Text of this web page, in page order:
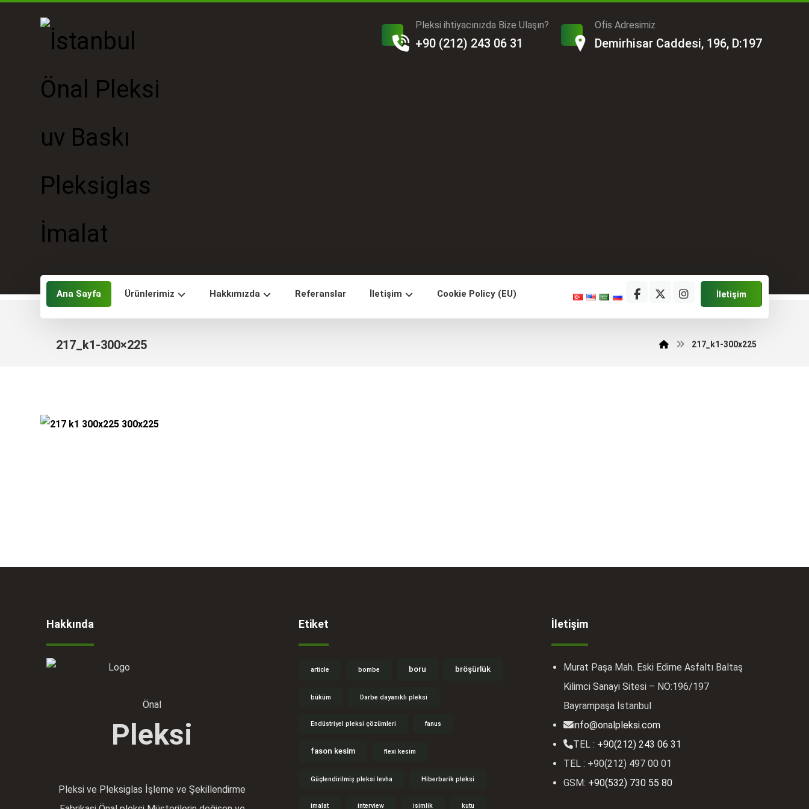
Ofis Adresimiz
Demirhisar Caddesi, 196, D:197
Pleksi ihtiyacınızda Bize Ulaşın?
+90 (212) 243 06 31
Ana Sayfa Ürünlerimiz Hakkımızda Referanslar İletişim Cookie Policy (EU) İletişim
217_k1-300×225 217_k1-300x225
Hakkında
Önal
Pleksi
Pleksi ve Pleksiglas İşleme ve Şekillendirme
Etiket
article bombe boru bröşürlük
büküm Darbe dayanıklı pleksi
Endüstriyel pleksi çözümleri fanus
fason kesim flexi kesim
Güçlendirilmiş pleksi levha Hiberbarik pleksi
imalat interview isimlik kutu
İletişim
Murat Paşa Mah. Eski Edirne Asfaltı Baltaş
Kilimci Sanayi Sitesi – NO:196/197
Bayrampaşa İstanbul
info@onalpleksi.com
TEL : +90(212) 243 06 31
TEL : +90(212) 497 00 01
GSM: +90(532) 730 55 80